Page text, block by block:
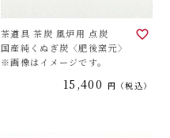
茶道具 茶炭 風炉用 点炭
国産純くぬぎ炭〈肥後窯元〉
※画像はイメージです。
15,400 税込